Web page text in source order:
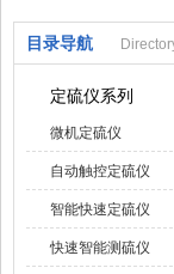
目录导航
定硫仪系列
微机定硫仪
自动触控定硫仪
智能快速定硫仪
快速智能测硫仪